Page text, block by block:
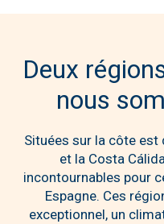
Deux
nous
Situées sur la côte est
et la Costa
incontournables pour
Espagne. Ces
exceptionnel, un